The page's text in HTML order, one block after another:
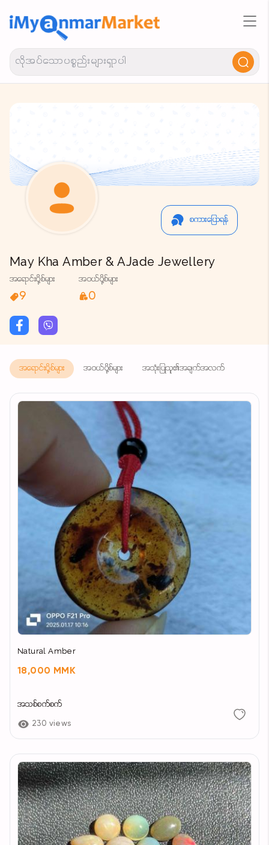
May Kha Amber & AJade Jewellery
အရောင်းပို့စ်များ
9
အဝယ်ပို့စ်များ
0
စကားပြောရန်
အရောင်းပို့စ်များ အဝယ်ပို့စ်များ အသုံးပြုသူ၏အချက်အလက်
Natural Amber
18,000 MMK
အသစ်စက်စက်
230 views